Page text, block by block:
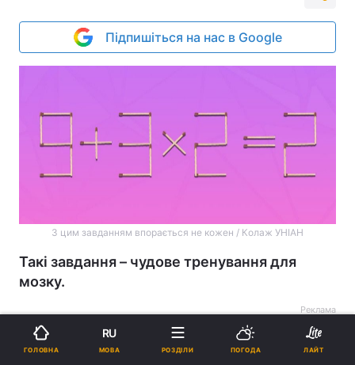
Підпишіться на нас в Google
З цим завданням впорається не кожен / Колаж УНІАН
Такі завдання – чудове тренування для
мозку.
Реклама
ГОЛОВНА
RU
МОВА РОЗДІЛИ ПОГОДА ЛАЙТ